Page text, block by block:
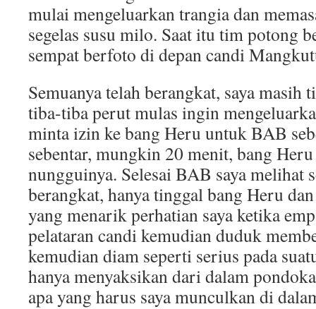
mulai mengeluarkan trangia dan
segelas susu milo. Saat itu tim potong
sempat berfoto di depan candi
Semuanya telah berangkat, saya masih
tiba-tiba perut mulas ingin
minta izin ke bang Heru untuk BAB
sebentar, mungkin 20 menit, bang
nungguinya. Selesai BAB saya melihat
berangkat, hanya tinggal bang Heru
yang menarik perhatian saya ketika
pelataran candi kemudian duduk
kemudian diam seperti serius pada
hanya menyaksikan dari dalam
apa yang harus saya munculkan di